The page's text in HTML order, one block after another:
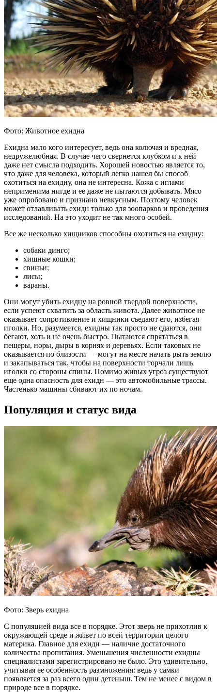
Фото: Животное ехидна
Ехидна мало кого интересует, ведь она колючая и вредная,
недружелюбная. В случае чего свернется клубком и к ней
даже нет смысла подходить. Хорошей новостью является то,
что даже для человека, который легко нашел бы способ
охотиться на ехидну, она не интересна. Кожа с иглами
неприменима нигде и ее даже не пытаются добывать. Мясо
уже опробовано и признано невкусным. Поэтому человек
может отлавливать ехидн только для зоопарков и проведения
исследований. На это уходит не так много особей.
Все же несколько хищников способны охотиться на ехидну:
собаки динго;
хищные кошки;
свиньи;
лисы;
вараны.
Они могут убить ехидну на ровной твердой поверхности,
если успеют схватить за область живота. Далее животное не
оказывает сопротивление и хищники съедают его, избегая
иголки. Но, разумеется, ехидны так просто не сдаются, они
бегают, хоть и не очень быстро. Пытаются спрятаться в
пещеры, норы, дыры в корнях и деревьях. Если таковых не
оказывается по близости — могут на месте начать рыть землю
и закапываться так, чтобы на поверхности торчали лишь
иголки со стороны спины. Помимо живых угроз существуют
еще одна опасность для ехидн — это автомобильные трассы.
Частенько машины сбивают их по ночам.
Популяция и статус вида
Фото: Зверь ехидна
С популяцией вида все в порядке. Этот зверь не прихотлив к
окружающей среде и живет по всей территории целого
материка. Главное для ехидн — наличие достаточного
количества пропитания. Уменьшения численности ехидны
специалистами зарегистрировано не было. Это удивительно,
учитывая ее особенность размножения: ведь у самки
появляется за раз всего один детеныш. Тем не менее с видом в
природе все в порядке.